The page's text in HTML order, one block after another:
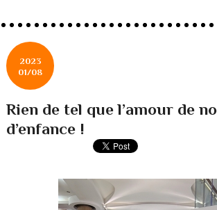
2023
01/08
Rien de tel que l’amour de
d’enfance !